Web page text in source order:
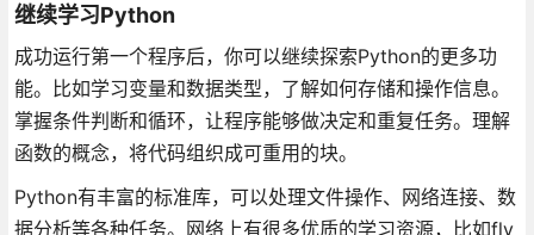
继续学习Python
成功运行第一个程序后，你可以继续探索Python的更多功
能。比如学习变量和数据类型，了解如何存储和操作信息。
掌握条件判断和循环，让程序能够做决定和重复任务。理解
函数的概念，将代码组织成可重用的块。
Python有丰富的标准库，可以处理文件操作、网络连接、数
据分析等各种任务。网络上有很多优质的学习资源，比如fly